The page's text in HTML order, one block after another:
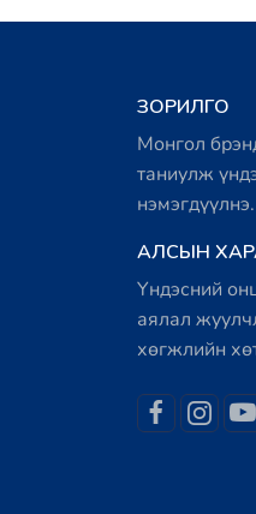
ЗОРИЛГО
Монгол
таниулж
нэмэгдүүлнэ.
АЛСЫН
Үндэсний
аялал
хөгжлийн